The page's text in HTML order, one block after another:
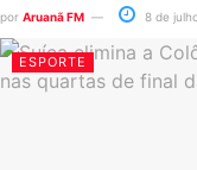
por Aruanã FM 8 de
ESPORTE